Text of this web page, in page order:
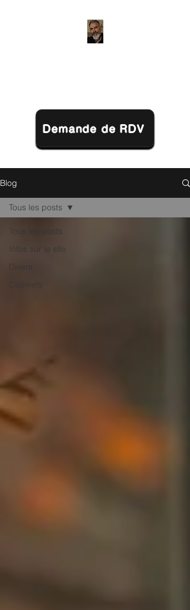
Demande de RDV
Blog
Tous les posts
Infos sur le site
Divers
Cabinets
Tous les posts